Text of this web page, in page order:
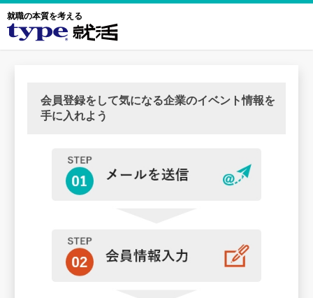
就職の本質を考える
会員登録をして気になる企業のイベント情報を
手に入れよう